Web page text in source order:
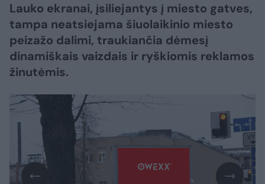
Lauko ekranai, įsiliejantys į miesto gatves,
tampa neatsiejama šiuolaikinio miesto
peizažo dalimi, traukiančia dėmesį
dinamiškais vaizdais ir ryškiomis reklamos
žinutėmis.